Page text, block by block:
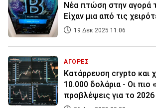
Νέα πτώση στην αγορά
Είχαν μια από τις
19 Δεκ 2025 11:06
ΑΓΟΡΕΣ
Κατάρρευση crypto και
10.000 δολάρια - Οι πιο
προβλέψεις για το 2026